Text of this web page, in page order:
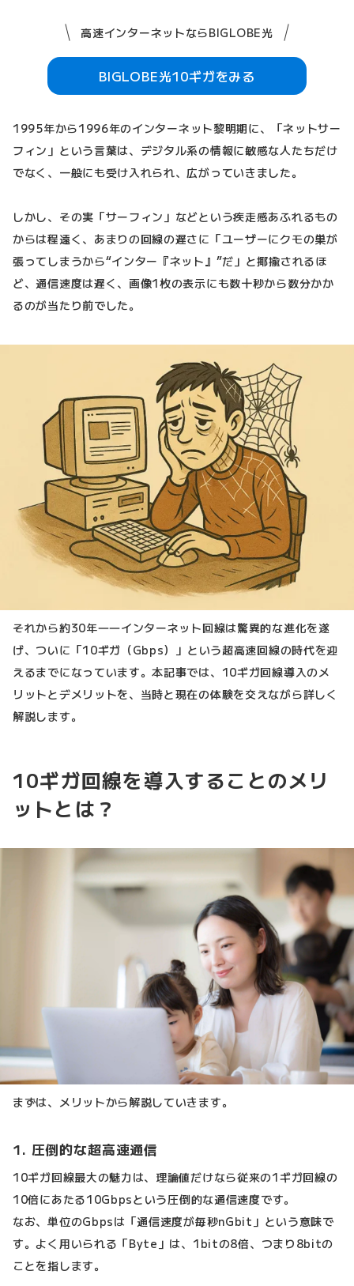
高速インターネットならBIGLOBE光
BIGLOBE光10ギガをみる
1995年から1996年のインターネット黎明期に、「ネットサー
フィン」という言葉は、デジタル系の情報に敏感な人たちだけ
でなく、一般にも受け入れられ、広がっていきました。
しかし、その実「サーフィン」などという疾走感あふれるもの
からは程遠く、あまりの回線の遅さに「ユーザーにクモの巣が
張ってしまうから“インター『ネット』”だ」と揶揄されるほ
ど、通信速度は遅く、画像1枚の表示にも数十秒から数分かか
るのが当たり前でした。
それから約30年――インターネット回線は驚異的な進化を遂
げ、ついに「10ギガ（Gbps）」という超高速回線の時代を迎
えるまでになっています。本記事では、10ギガ回線導入のメ
リットとデメリットを、当時と現在の体験を交えながら詳しく
解説します。
10ギガ回線を導入することのメリ
ットとは？
まずは、メリットから解説していきます。
1. 圧倒的な超高速通信
10ギガ回線最大の魅力は、理論値だけなら従来の1ギガ回線の
10倍にあたる10Gbpsという圧倒的な通信速度です。
なお、単位のGbpsは「通信速度が毎秒nGbit」という意味で
す。よく用いられる「Byte」は、1bitの8倍、つまり8bitの
ことを指します。